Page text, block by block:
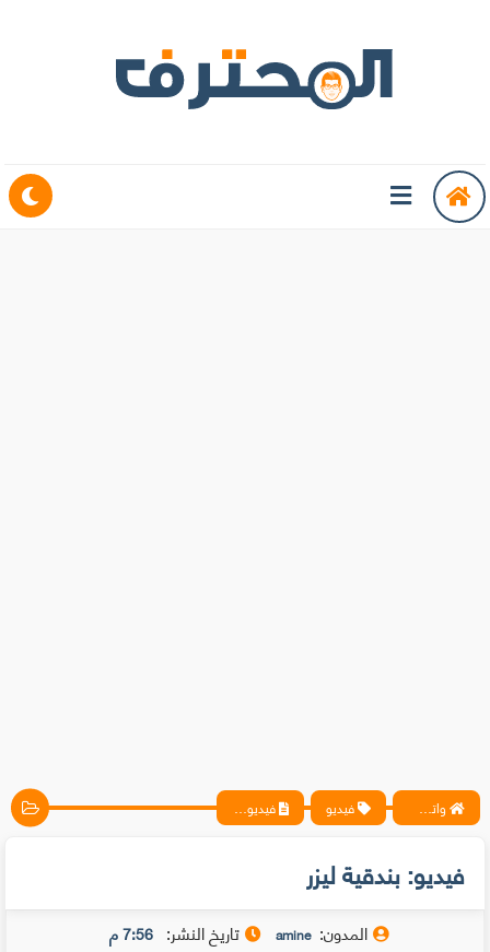
واتس آب ، فيسبوك ، أنترنت ، شروحات تقنية حصرية - المحترف فيديو فيديو: بندقية ليزر
فيديو: بندقية ليزر
المدون: amine تاريخ النشر: 7:56 م